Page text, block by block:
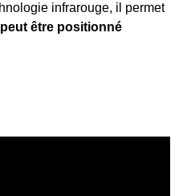
infrarouge, il permet
peut être positionné